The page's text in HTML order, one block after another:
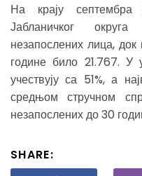
На крају
Јабланичког
незапослених лица,
године било 21.767. У
учествују са 51%, а
средњом стручном
незапослених до 30
SHARE: